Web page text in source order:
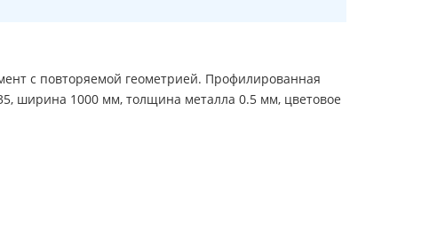
с повторяемой геометрией. Профилированная
ширина 1000 мм, толщина металла 0.5 мм, цветовое